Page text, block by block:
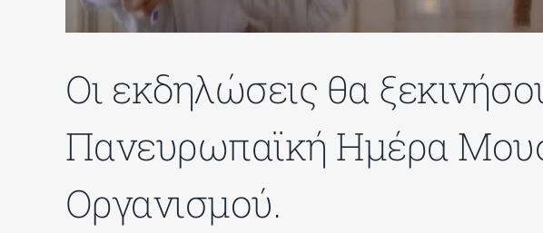
Οι εκδηλώσεις θα
Πανευρωπαϊκή Ημέρα
Οργανισμού.